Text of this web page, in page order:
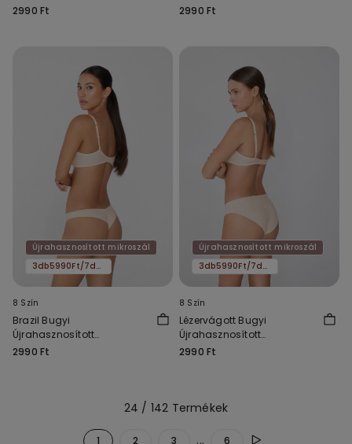
Mikroszálas Anyagból
2990 Ft
Mikroszálas Anyagból és
2990 Ft
Újrahasznosított mikroszál
3db5990Ft/7db11590Ft
8 Szín
Brazil Bugyi
Újrahasznosított
Mikroszálas Anyagból
2990 Ft
Újrahasznosított mikroszál
3db5990Ft/7db11590Ft
8 Szín
Lézervágott Bugyi
Újrahasznosított
Mikroszálas Anyagból
2990 Ft
24 / 142 Termékek
1 2 3 ... 6